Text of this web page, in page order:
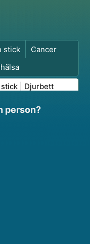
stick
Cancer
Djurbett
person?